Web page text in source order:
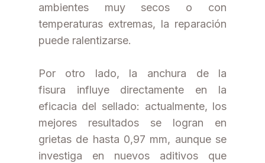
ambientes muy secos o con
temperaturas extremas, la reparación
puede ralentizarse.
Por otro lado, la anchura de la
fisura influye directamente en la
eficacia del sellado: actualmente, los
mejores resultados se logran en
grietas de hasta 0,97 mm, aunque se
investiga en nuevos aditivos que